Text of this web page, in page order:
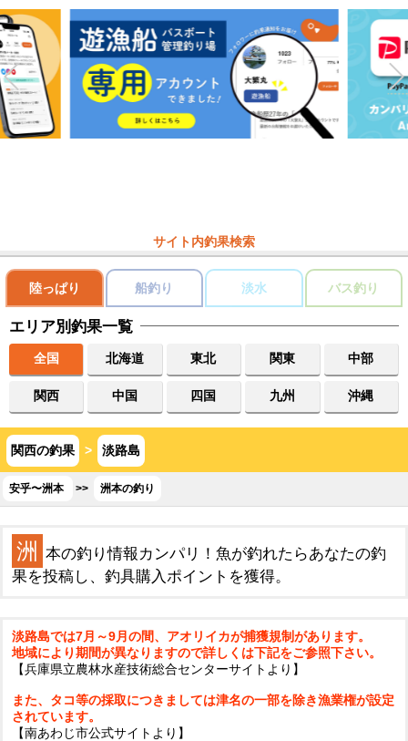
サイト内釣果検索
陸っぱり 船釣り 淡水 バス釣り
エリア別釣果一覧
全国 北海道 東北 関東 中部
関西 中国 四国 九州 沖縄
関西の釣果 > 淡路島
安乎〜洲本 >> 洲本の釣り
洲
本の釣り情報カンパリ！魚が釣れたらあなたの釣
果を投稿し、釣具購入ポイントを獲得。
淡路島では7月～9月の間、アオリイカが捕獲規制があります。
地域により期間が異なりますので詳しくは下記をご参照下さい。
【兵庫県立農林水産技術総合センターサイトより】
また、タコ等の採取につきましては津名の一部を除き漁業権が設定
されています。
【南あわじ市公式サイトより】